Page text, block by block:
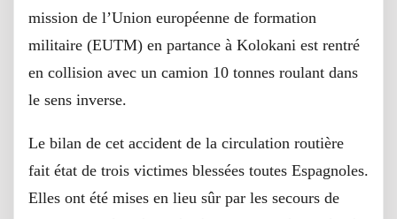
mission de l’Union européenne de formation
militaire (EUTM) en partance à Kolokani est rentré
en collision avec un camion 10 tonnes roulant dans
le sens inverse.
Le bilan de cet accident de la circulation routière
fait état de trois victimes blessées toutes Espagnoles.
Elles ont été mises en lieu sûr par les secours de